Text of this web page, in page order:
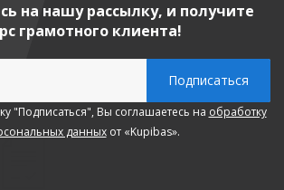
на нашу рассылку, и получите
грамотного клиента!
"Подписаться", Вы соглашаетесь на обработку
данныхот «Kupibas».